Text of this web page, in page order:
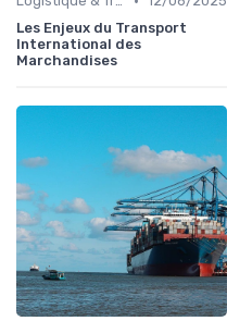
Les Enjeux du Transport
International des
Marchandises